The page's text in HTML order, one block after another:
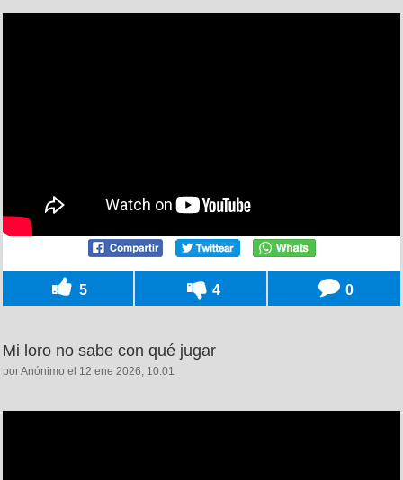
5 4 0
Mi loro no sabe con qué jugar
por Anónimo el 12 ene 2026, 10:01